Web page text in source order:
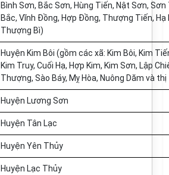
Bình Sơn, Bắc Sơn, Hùng Tiến, Nật Sơn,
Bắc, Vĩnh Đồng, Hợp Đồng, Thượng Tiến, Hạ
Thượng Bì)
Huyện Kim Bôi (gồm các xã: Kim Bôi, Kim
Kim Truy, Cuối Hạ, Hợp Kim, Kim Sơn, Lập
Thượng, Sào Báy, Mỵ Hòa, Nuông Dăm và
Huyện Lương Sơn
Huyện Tân Lạc
Huyện Yên Thủy
Huyện Lạc Thủy